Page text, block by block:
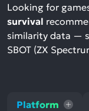
Looking for
survival
similarity data —
SBOT (ZX
Platform